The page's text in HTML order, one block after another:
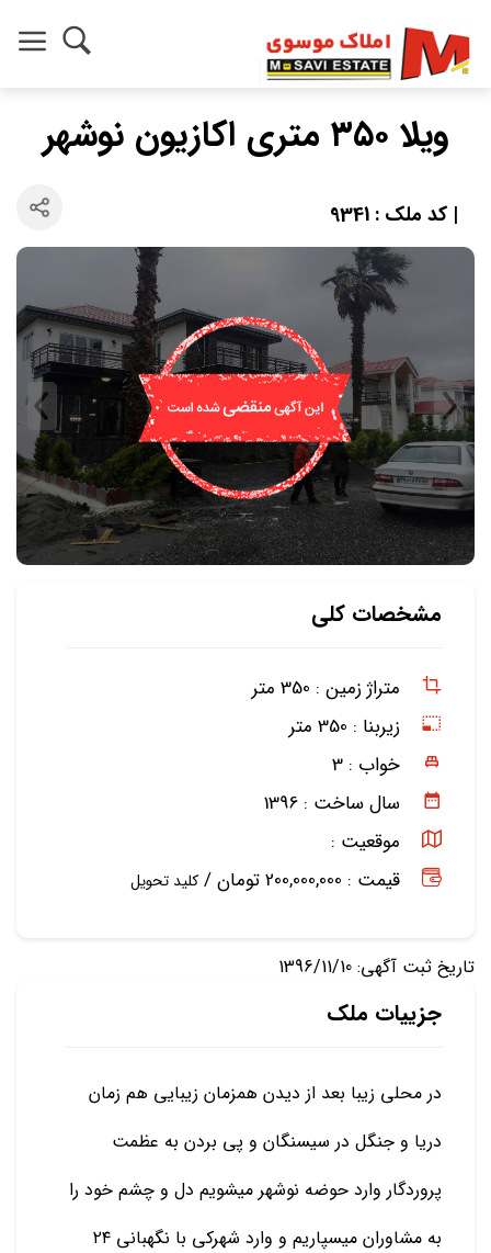
ویلا ۳۵۰ متری اکازیون نوشهر
| کد ملک : 9341
مشخصات کلی
متراژ زمین : 350 متر
زیربنا : 350 متر
خواب : 3
سال ساخت : 1396
موقعیت :
قیمت : 200,000,000 تومان /
کلید تحویل
تاریخ ثبت آگهی: 1396/11/10
جزییات ملک
در محلی زیبا بعد از دیدن همزمان زیبایی هم زمان
دریا و جنگل در سیسنگان و پی بردن به عظمت
پروردگار وارد حوضه نوشهر میشویم دل و چشم خود را
به مشاوران میسپاریم و وارد شهرکی با نگهبانی ۲۴